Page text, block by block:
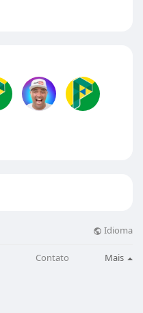
Idioma
Contato Mais